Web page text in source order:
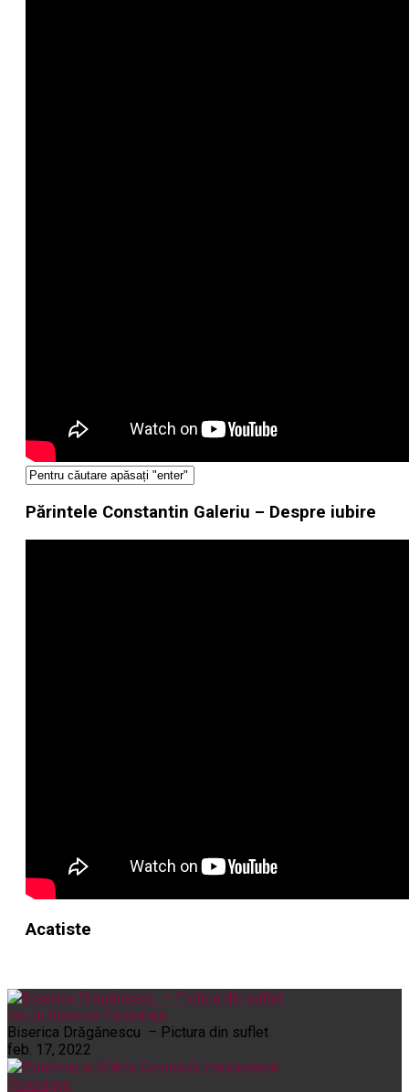
Părintele Constantin Galeriu – Despre iubire
Acatiste
Noi și Biserica Pelerinaje
Biserica Drăgănescu – Pictura din suflet
feb. 17, 2022
Pelerinaje